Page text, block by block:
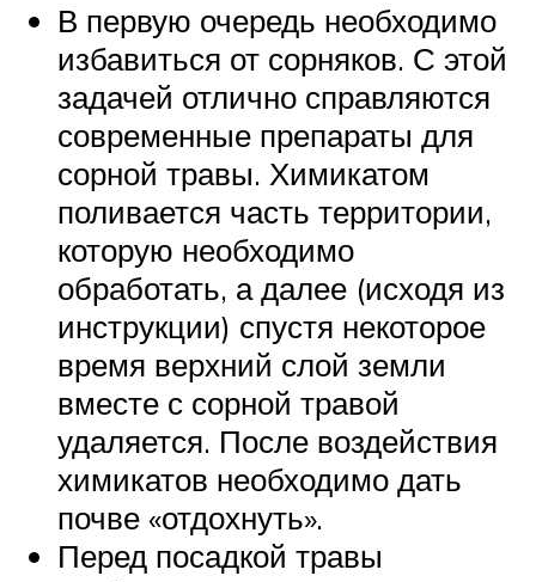
В первую очередь необходимо
избавиться от сорняков. С этой
задачей отлично справляются
современные препараты для
сорной травы. Химикатом
поливается часть территории,
которую необходимо
обработать, а далее (исходя из
инструкции) спустя некоторое
время верхний слой земли
вместе с сорной травой
удаляется. После воздействия
химикатов необходимо дать
почве «отдохнуть».
Перед посадкой травы